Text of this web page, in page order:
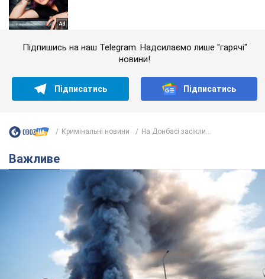
Підпишись на наш Telegram. Надсилаємо лише "гарячі"
новини!
Підписатись Підписатись
Кримінальні новини На Донбасі засікли...
Важливе